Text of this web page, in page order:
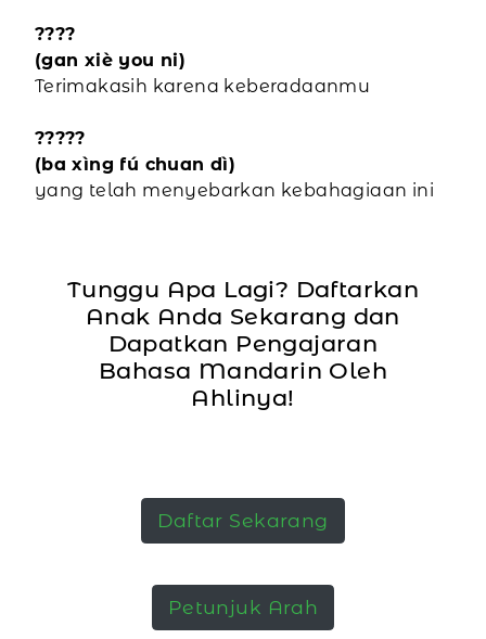
????
(gan xiè you ni)
Terimakasih karena keberadaanmu
?????
(ba xìng fú chuan dì)
yang telah menyebarkan kebahagiaan ini
Tunggu Apa Lagi? Daftarkan
Anak Anda Sekarang dan
Dapatkan Pengajaran
Bahasa Mandarin Oleh
Ahlinya!
Daftar Sekarang
Petunjuk Arah